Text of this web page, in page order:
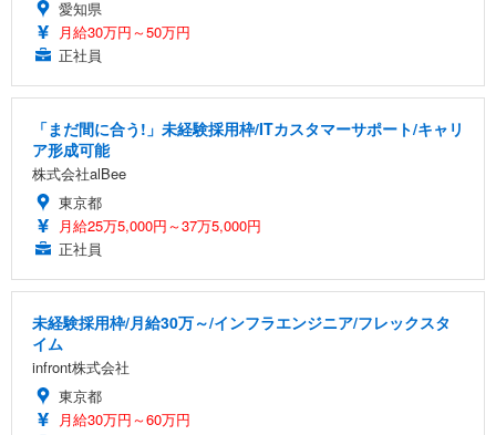
愛知県
月給30万円～50万円
正社員
「まだ間に合う!」未経験採用枠/ITカスタマーサポート/キャリ
ア形成可能
株式会社alBee
東京都
月給25万5,000円～37万5,000円
正社員
未経験採用枠/月給30万～/インフラエンジニア/フレックスタ
イム
infront株式会社
東京都
月給30万円～60万円